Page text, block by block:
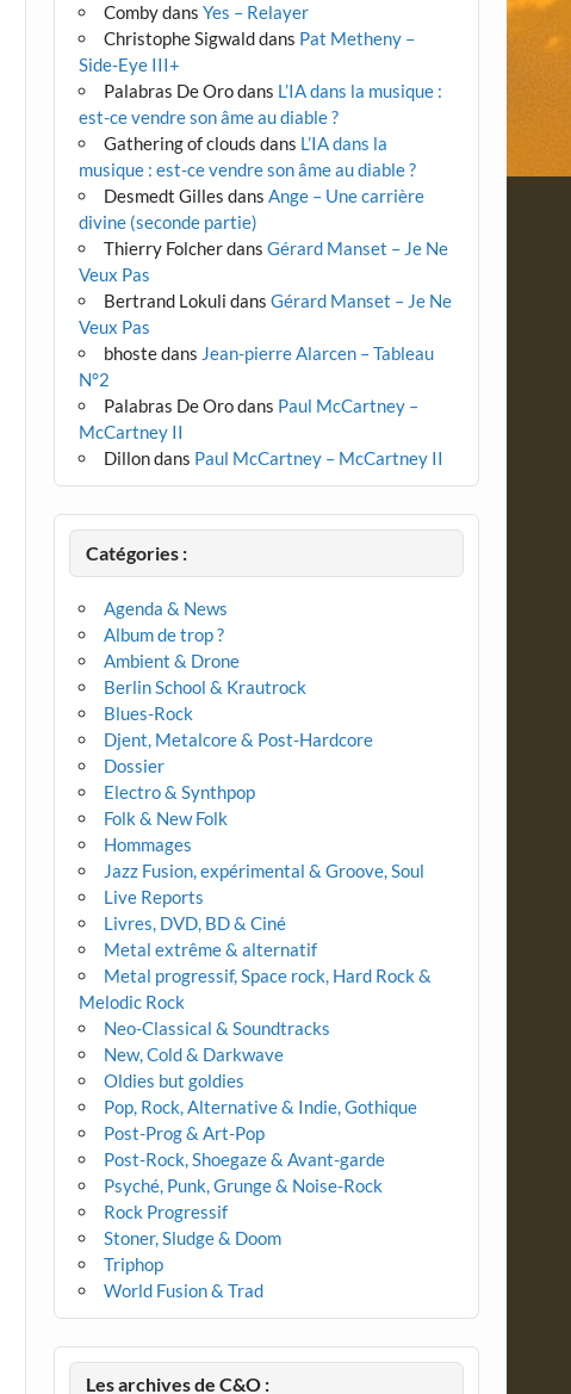
CombydansYes – Relayer
Christophe Sigwalddans Pat Metheny –
Side-Eye III+
Palabras De Orodans L’IA dans la musique :
est-ce vendre son âme au diable ?
Gathering of clouds dans L’IA dans la
musique : est-ce vendre son âme au diable ?
Desmedt Gilles dansAnge – Une carrière
divine (seconde partie)
Thierry FolcherdansGérard Manset – Je Ne
Veux Pas
Bertrand Lokuli dansGérard Manset – Je Ne
Veux Pas
bhostedans Jean-pierre Alarcen – Tableau
N°2
Palabras De Orodans Paul McCartney –
McCartney II
Dillondans Paul McCartney – McCartney II
Catégories :
Agenda & News
Album de trop ?
Ambient & Drone
Berlin School & Krautrock
Blues-Rock
Djent, Metalcore & Post-Hardcore
Dossier
Electro & Synthpop
Folk & New Folk
Hommages
Jazz Fusion, expérimental & Groove, Soul
Live Reports
Livres, DVD, BD & Ciné
Metal extrême & alternatif
Metal progressif, Space rock, Hard Rock &
Melodic Rock
Neo-Classical & Soundtracks
New, Cold & Darkwave
Oldies but goldies
Pop, Rock, Alternative & Indie, Gothique
Post-Prog & Art-Pop
Post-Rock, Shoegaze & Avant-garde
Psyché, Punk, Grunge & Noise-Rock
Rock Progressif
Stoner, Sludge & Doom
Triphop
World Fusion & Trad
Les archives de C&O :